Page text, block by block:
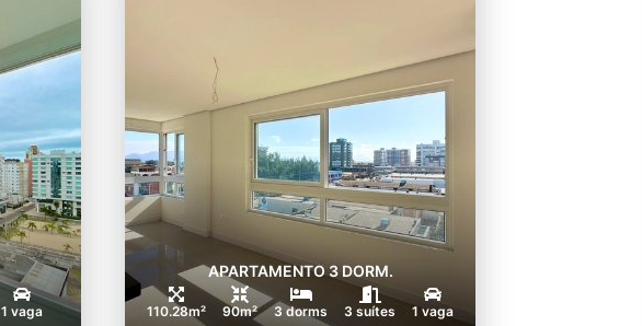
1 vaga
APARTAMENTO 3 DORM.
110.28m² 90m² 3 dorms 3 suítes 1 vaga